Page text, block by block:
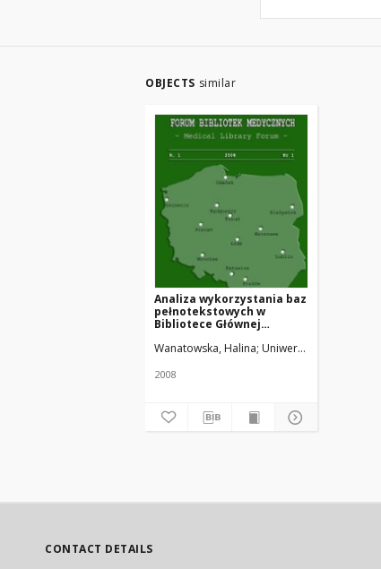
OBJECTS similar
Analiza wykorzystania baz
pełnotekstowych w
Bibliotece Głównej
Bydgoszczy
Wanatowska, Halina Uniwersytet Medyczny
2008
CONTACT DETAILS